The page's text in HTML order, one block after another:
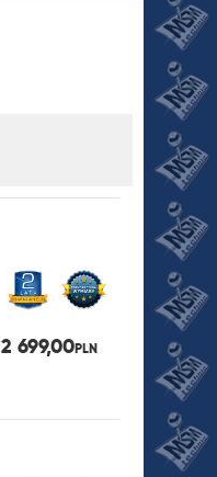
2 699,00PLN